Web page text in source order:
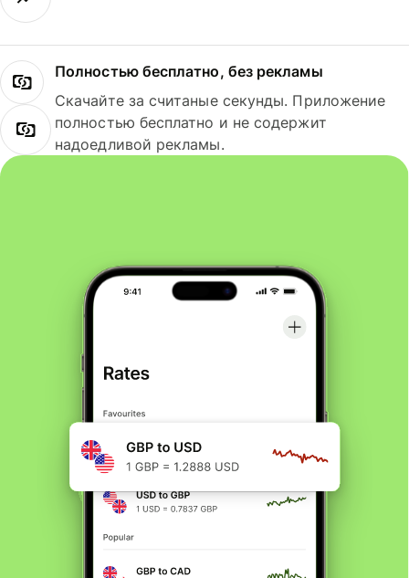
Полностью бесплатно, без рекламы
Скачайте за считаные секунды. Приложение
полностью бесплатно и не содержит
надоедливой рекламы.